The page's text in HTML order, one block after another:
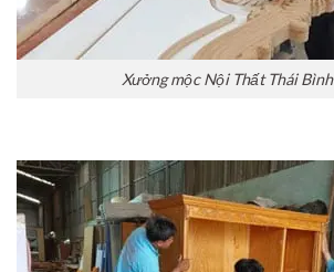
Xưởng mộc Nội Thất Thái Bình